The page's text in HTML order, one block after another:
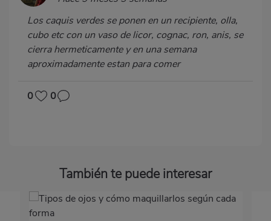
Los caquis verdes se ponen en un recipiente, olla,
cubo etc con un vaso de licor, cognac, ron, anis, se
cierra hermeticamente y en una semana
aproximadamente estan para comer
0 0
También te puede interesar